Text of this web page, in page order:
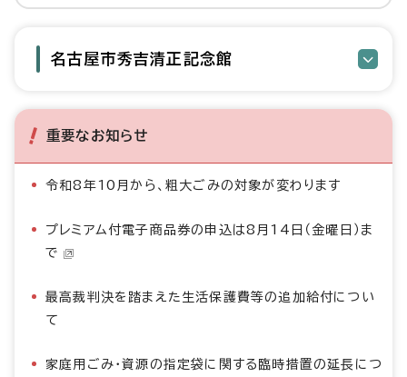
名古屋市秀吉清正記念館
重要なお知らせ
令和8年10月から、粗大ごみの対象が変わります
プレミアム付電子商品券の申込は8月14日（金曜日）ま
で
最高裁判決を踏まえた生活保護費等の追加給付につい
て
家庭用ごみ・資源の指定袋に関する臨時措置の延長につ